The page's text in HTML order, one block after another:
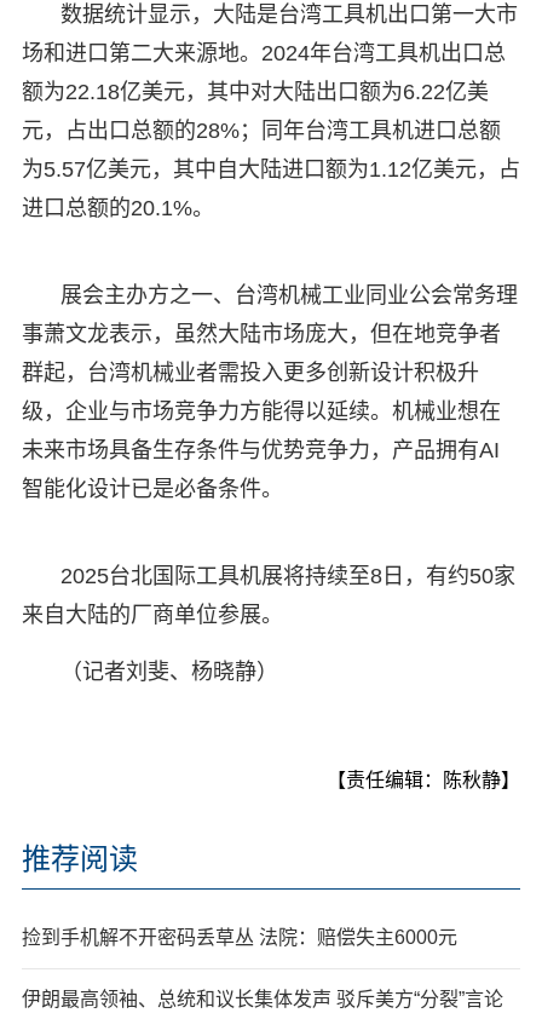
数据统计显示，大陆是台湾工具机出口第一大市
场和进口第二大来源地。2024年台湾工具机出口总
额为22.18亿美元，其中对大陆出口额为6.22亿美
元，占出口总额的28%；同年台湾工具机进口总额
为5.57亿美元，其中自大陆进口额为1.12亿美元，占
进口总额的20.1%。
展会主办方之一、台湾机械工业同业公会常务理
事萧文龙表示，虽然大陆市场庞大，但在地竞争者
群起，台湾机械业者需投入更多创新设计积极升
级，企业与市场竞争力方能得以延续。机械业想在
未来市场具备生存条件与优势竞争力，产品拥有AI
智能化设计已是必备条件。
2025台北国际工具机展将持续至8日，有约50家
来自大陆的厂商单位参展。
（记者刘斐、杨晓静）
【责任编辑：陈秋静】
推荐阅读
捡到手机解不开密码丢草丛 法院：赔偿失主6000元
伊朗最高领袖、总统和议长集体发声 驳斥美方“分裂”言论